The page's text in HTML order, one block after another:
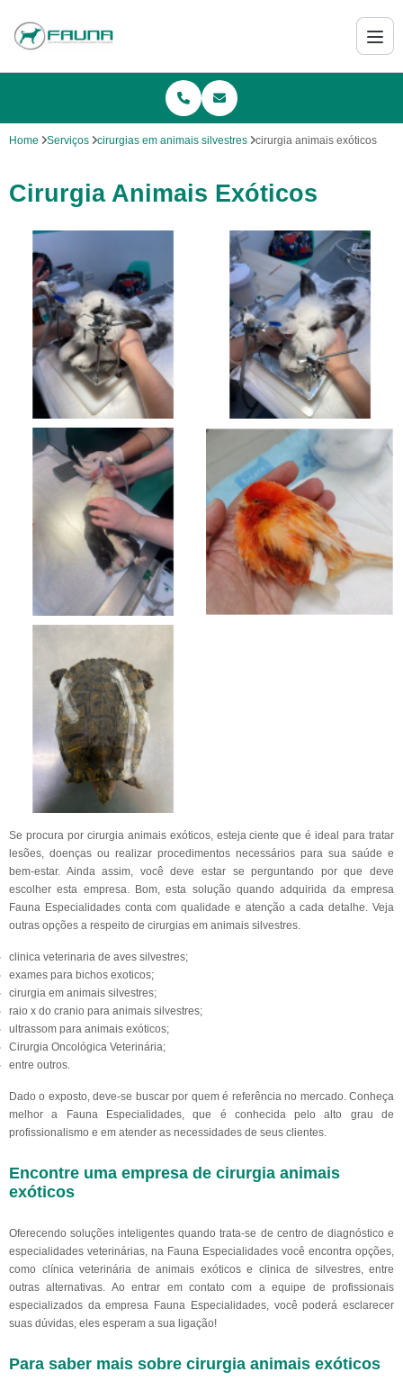
Home Serviços cirurgias em animais silvestres cirurgia animais exóticos
Cirurgia Animais Exóticos
Se procura por cirurgia animais exóticos, esteja ciente que é ideal para tratar
lesões, doenças ou realizar procedimentos necessários para sua saúde e
bem-estar. Ainda assim, você deve estar se perguntando por que deve
escolher esta empresa. Bom, esta solução quando adquirida da empresa
Fauna Especialidades conta com qualidade e atenção a cada detalhe. Veja
outras opções a respeito de cirurgias em animais silvestres.
clinica veterinaria de aves silvestres;
exames para bichos exoticos;
cirurgia em animais silvestres;
raio x do cranio para animais silvestres;
ultrassom para animais exóticos;
Cirurgia Oncológica Veterinária;
entre outros.
Dado o exposto, deve-se buscar por quem é referência no mercado. Conheça
melhor a Fauna Especialidades, que é conhecida pelo alto grau de
profissionalismo e em atender as necessidades de seus clientes.
Encontre uma empresa de cirurgia animais
exóticos
Oferecendo soluções inteligentes quando trata-se de centro de diagnóstico e
especialidades veterinárias, na Fauna Especialidades você encontra opções,
como clínica veterinária de animais exóticos e clinica de silvestres, entre
outras alternativas. Ao entrar em contato com a equipe de profissionais
especializados da empresa Fauna Especialidades, você poderá esclarecer
suas dúvidas, eles esperam a sua ligação!
Para saber mais sobre cirurgia animais exóticos